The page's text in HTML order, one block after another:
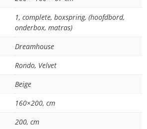
1, complete, boxspring, (hoofdbord,
onderbox, matras)
Dreamhouse
Rondo, Velvet
Beige
160×200, cm
200, cm